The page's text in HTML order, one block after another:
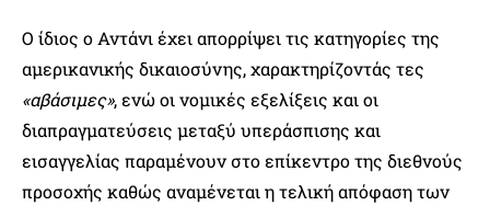
Ο ίδιος ο Αντάνι έχει απορρίψει τις κατηγορίες της
αμερικανικής δικαιοσύνης, χαρακτηρίζοντάς τες
«αβάσιμες», ενώ οι νομικές εξελίξεις και οι
διαπραγματεύσεις μεταξύ υπεράσπισης και
εισαγγελίας παραμένουν στο επίκεντρο της διεθνούς
προσοχής καθώς αναμένεται η τελική απόφαση των